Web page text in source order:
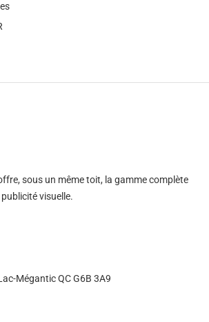
sous un même toit, la gamme complète
visuelle.
Mégantic QC G6B 3A9